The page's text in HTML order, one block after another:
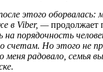
этого оборвалась:
в Viber, —продолжает
на порядочность
счетам. Но этого не
радовало, семья